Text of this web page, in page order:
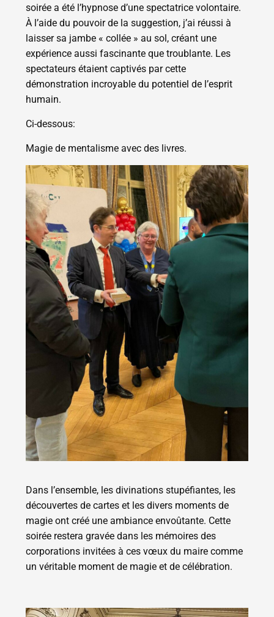
soirée a été l’hypnose d’une spectatrice volontaire.
À l’aide du pouvoir de la suggestion, j’ai réussi à
laisser sa jambe « collée » au sol, créant une
expérience aussi fascinante que troublante. Les
spectateurs étaient captivés par cette
démonstration incroyable du potentiel de l’esprit
humain.
Ci-dessous:
Magie de mentalisme avec des livres.
Dans l’ensemble, les divinations stupéfiantes, les
découvertes de cartes et les divers moments de
magie ont créé une ambiance envoûtante. Cette
soirée restera gravée dans les mémoires des
corporations invitées à ces vœux du maire comme
un véritable moment de magie et de célébration.